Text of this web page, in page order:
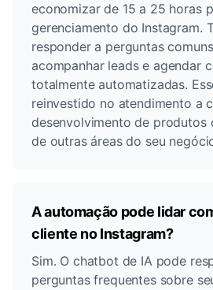
economizar de 15 a 25 horas
gerenciamento do Instagram.
responder a perguntas
acompanhar leads e agendar
totalmente automatizadas.
reinvestido no atendimento a
desenvolvimento de produtos
de outras áreas do seu
A automação pode lidar
cliente no Instagram?
Sim. O chatbot de IA pode
perguntas frequentes sobre